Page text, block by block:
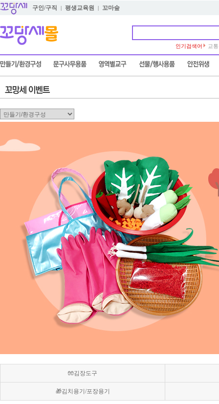
구인/구직 | 평생교육원 | 꼬마숲
인기검색어 교
🧤김장도구
🎁김치용기/포장용기